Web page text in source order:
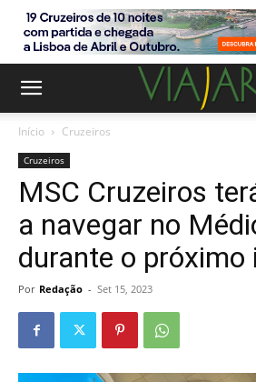
Início Cruzeiros
Cruzeiros
MSC Cruzeiros
a navegar no
durante o próximo
Por Redação - Set 15, 2023